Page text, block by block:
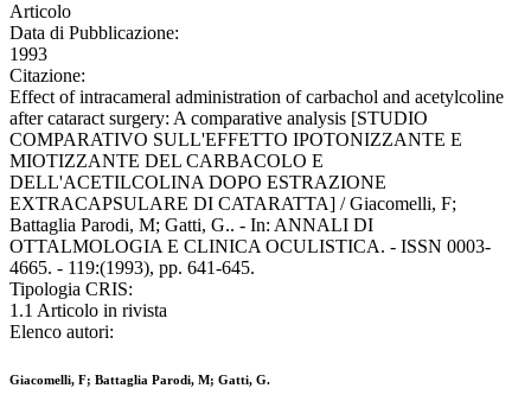
Articolo
Data di Pubblicazione:
1993
Citazione:
Effect of intracameral administration of carbachol and acetylcoline
after cataract surgery: A comparative analysis [STUDIO
COMPARATIVO SULL'EFFETTO IPOTONIZZANTE E
MIOTIZZANTE DEL CARBACOLO E
DELL'ACETILCOLINA DOPO ESTRAZIONE
EXTRACAPSULARE DI CATARATTA] / Giacomelli, F;
Battaglia Parodi, M; Gatti, G.. - In: ANNALI DI
OTTALMOLOGIA E CLINICA OCULISTICA. - ISSN 0003-
4665. - 119:(1993), pp. 641-645.
Tipologia CRIS:
1.1 Articolo in rivista
Elenco autori:
Giacomelli, F; Battaglia Parodi, M; Gatti, G.